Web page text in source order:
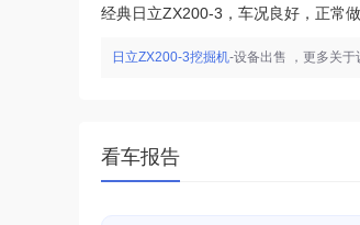
经典日立ZX200-3，车况良好，正常
日立ZX200-3挖掘机-设备出售 ，更多关
看车报告